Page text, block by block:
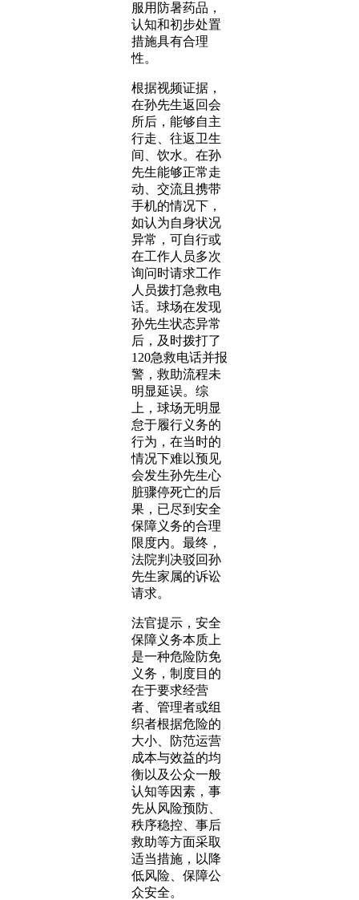
服用防暑药品，
认知和初步处置
措施具有合理
性。
根据视频证据，
在孙先生返回会
所后，能够自主
行走、往返卫生
间、饮水。在孙
先生能够正常走
动、交流且携带
手机的情况下，
如认为自身状况
异常，可自行或
在工作人员多次
询问时请求工作
人员拨打急救电
话。球场在发现
孙先生状态异常
后，及时拨打了
120急救电话并报
警，救助流程未
明显延误。综
上，球场无明显
怠于履行义务的
行为，在当时的
情况下难以预见
会发生孙先生心
脏骤停死亡的后
果，已尽到安全
保障义务的合理
限度内。最终，
法院判决驳回孙
先生家属的诉讼
请求。
法官提示，安全
保障义务本质上
是一种危险防免
义务，制度目的
在于要求经营
者、管理者或组
织者根据危险的
大小、防范运营
成本与效益的均
衡以及公众一般
认知等因素，事
先从风险预防、
秩序稳控、事后
救助等方面采取
适当措施，以降
低风险、保障公
众安全。